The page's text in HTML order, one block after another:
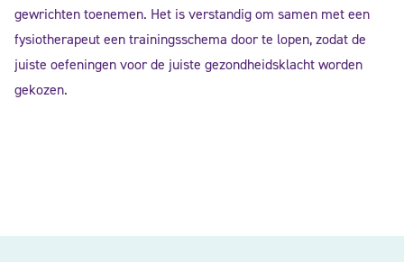
gewrichten toenemen. Het is verstandig om samen met een
fysiotherapeut een trainingsschema door te lopen, zodat de
juiste oefeningen voor de juiste gezondheidsklacht worden
gekozen.